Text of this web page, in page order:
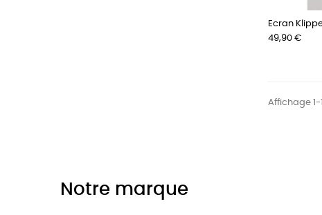
Ecran
Prix
49,90 €
Affichage 1-
Notre marque